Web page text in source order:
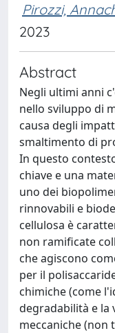
Pirozzi,
2023
Abstract
Negli ultimi anni
nello sviluppo di
causa degli
smaltimento di
In questo
chiave e una
uno dei
rinnovabili e
cellulosa è
non ramificate
che agiscono
per il
chimiche (come
degradabilità e la
meccaniche (non